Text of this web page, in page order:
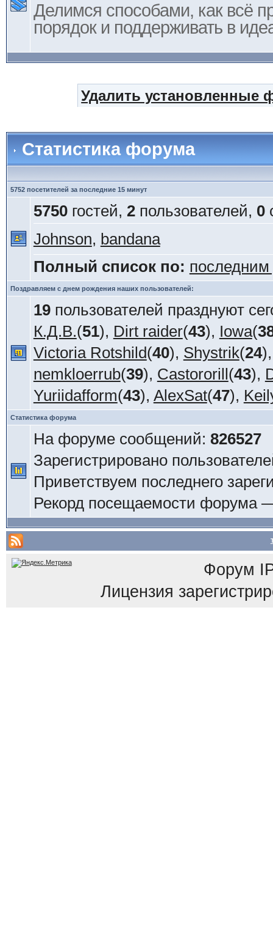
Делимся способами, как всё
порядок и поддерживать в
Удалить установленные
Статистика форума
5752 посетителей за последние 15 минут
5750гостей, 2пользователей, 0
Johnson, bandana
Полный список по:
Поздравляем с днем рождения наших пользователей:
19пользователей празднуют
К.Д.В.(51), Dirt raider(43), Iowa(
Victoria Rotshild(40), Shystrik(24
nemkloerrub(39), Castororill(43),
Yuriidafform(43), AlexSat(47),
Статистика форума
На форуме сообщений: 826527
Зарегистрировано
Приветствуем последнего
Рекорд посещаемости форума
Форум
Лицензия